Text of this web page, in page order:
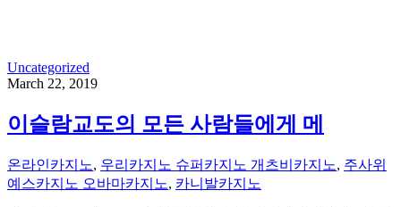
Uncategorized
March 22, 2019
이슬람교도의 모든 사람들에게 메
온라인카지노, 우리카지노 슈퍼카지노 개츠비카지노, 주사위
예스카지노 오바마카지노, 카니발카지노